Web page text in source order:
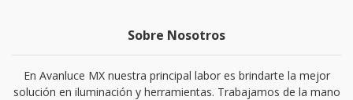
Sobre Nosotros
En Avanluce MX nuestra principal labor es brindarte la mejor
solución en iluminación y herramientas. Trabajamos de la mano